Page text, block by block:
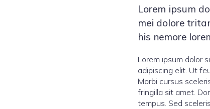
Lorem ipsum
mei dolore
his nemore
Lorem ipsum dolor
adipiscing elit. Ut
Morbi cursus
fringilla sit amet.
tempus. Sed